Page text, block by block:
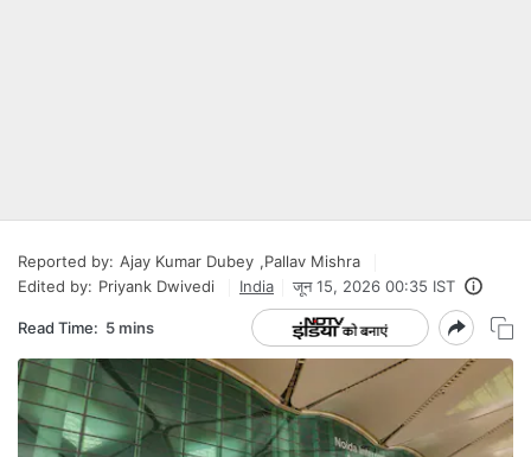
Reported by: Ajay Kumar Dubey ,Pallav Mishra
Edited by: Priyank Dwivedi India जून 15, 2026 00:35 IST
Read Time: 5 mins